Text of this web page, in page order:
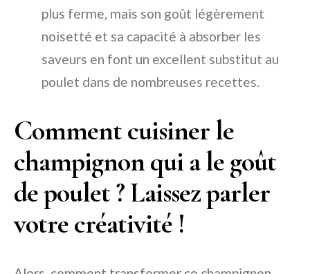
plus ferme, mais son goût légèrement
noisetté et sa capacité à absorber les
saveurs en font un excellent substitut au
poulet dans de nombreuses recettes.
Comment cuisiner le
champignon qui a le goût
de poulet ? Laissez parler
votre créativité !